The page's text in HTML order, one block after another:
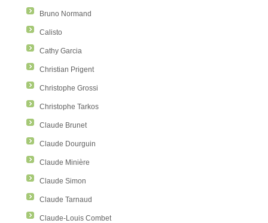
Bruno Normand
Calisto
Cathy Garcia
Christian Prigent
Christophe Grossi
Christophe Tarkos
Claude Brunet
Claude Dourguin
Claude Minière
Claude Simon
Claude Tarnaud
Claude-Louis Combet